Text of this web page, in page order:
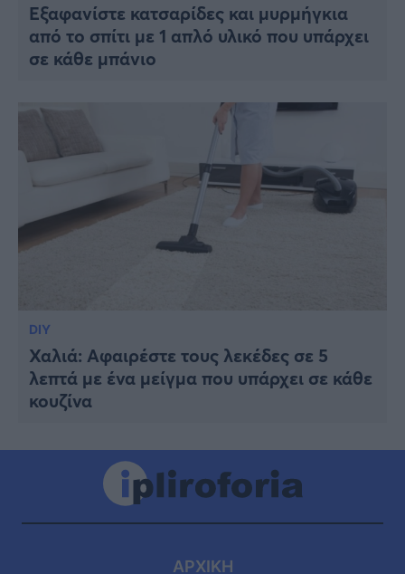
Εξαφανίστε κατσαρίδες και μυρμήγκια
από το σπίτι με 1 απλό υλικό που υπάρχει
σε κάθε μπάνιο
DIY
Χαλιά: Αφαιρέστε τους λεκέδες σε 5
λεπτά με ένα μείγμα που υπάρχει σε κάθε
κουζίνα
ΑΡΧΙΚΗ